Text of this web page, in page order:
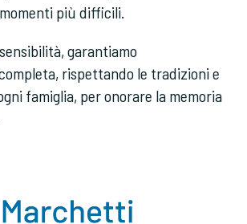
più difficili.
garantiamo
rispettando le tradizioni e
famiglia, per onorare la memoria